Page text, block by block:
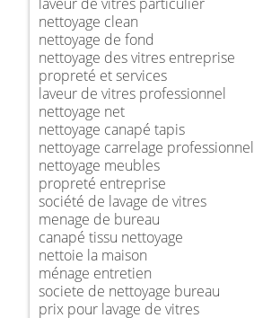
nettoyage clean
nettoyage de fond
nettoyage des vitres entreprise
propreté et services
laveur de vitres professionnel
nettoyage net
nettoyage canapé tapis
nettoyage carrelage professionnel
nettoyage meubles
propreté entreprise
société de lavage de vitres
menage de bureau
canapé tissu nettoyage
nettoie la maison
ménage entretien
societe de nettoyage bureau
prix pour lavage de vitres